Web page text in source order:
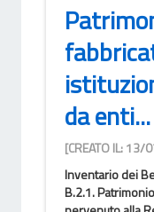
da enti...
[CREATO IL:
Inventario dei
B.2.1.